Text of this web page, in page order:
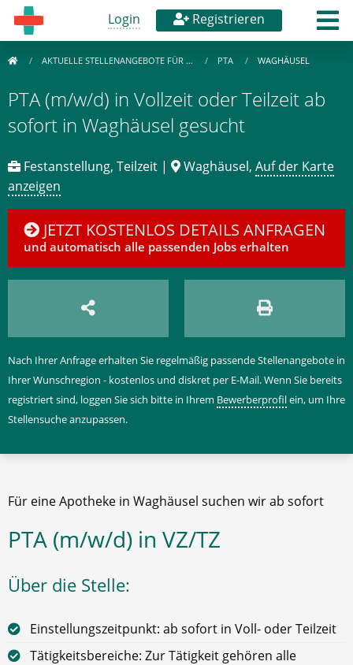
Login Registrieren
AKTUELLE STELLENANGEBOTE FÜR … PTA WAGHÄUSEL
PTA (m/w/d) in Vollzeit oder Teilzeit ab
sofort in Waghäusel gesucht
Festanstellung, Teilzeit | Waghäusel, Auf der Karte
anzeigen
JETZT KOSTENLOS DETAILS ANFRAGEN
und automatisch alle passenden Jobs erhalten
Nach Ihrer Anfrage erhalten Sie regelmäßig passende Stellenangebote in
Ihrer Wunschregion - kostenlos und diskret per E-Mail. Wenn Sie bereits
registriert sind, loggen Sie sich bitte in Ihrem Bewerberprofilein, um Ihre
Stellensuche anzupassen.
Für eine Apotheke in Waghäusel suchen wir ab sofort
PTA (m/w/d) in VZ/TZ
Über die Stelle:
Einstellungszeitpunkt: ab sofort in Voll- oder Teilzeit
Tätigkeitsbereiche: Zur Tätigkeit gehören alle